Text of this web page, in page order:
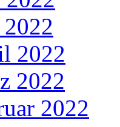
2022
2022
2022